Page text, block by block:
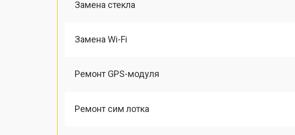
Замена стекла
Замена Wi-Fi
Ремонт GPS-модуля
Ремонт сим лотка